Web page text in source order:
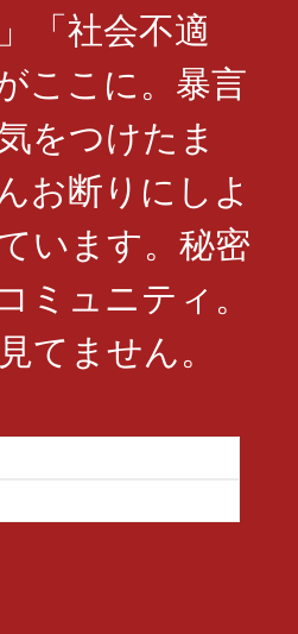
「社会不適
ここに。暴言
をつけたま
お断りにしよ
います。秘密
ミュニティ。
てません。